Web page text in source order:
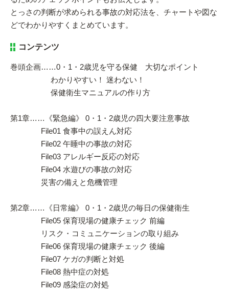
とっさの判断が求められる事故の対応法を、チャートや図な
どでわかりやすくまとめています。
コンテンツ
巻頭企画……0・1・2歳児を守る保健 大切なポイント
わかりやすい！ 迷わない！
保健衛生マニュアルの作り方
第1章……《緊急編》 0・1・2歳児の四大要注意事故
File01 食事中の誤えん対応
File02 午睡中の事故の対応
File03 アレルギー反応の対応
File04 水遊びの事故の対応
災害の備えと危機管理
第2章……《日常編》 0・1・2歳児の毎日の保健衛生
File05 保育現場の健康チェック 前編
リスク・コミュニケーションの取り組み
File06 保育現場の健康チェック 後編
File07 ケガの判断と対処
File08 熱中症の対処
File09 感染症の対処